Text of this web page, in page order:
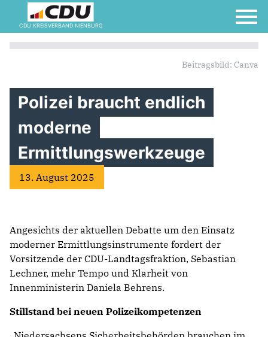
CDU KREISVERBAND NIENBURG
Beitragsbild: Canva
Polizei braucht endlich
moderne
Ermittlungswerkzeuge
13. August 2025
Angesichts der aktuellen Debatte um den Einsatz
moderner Ermittlungsinstrumente fordert der
Vorsitzende der CDU-Landtagsfraktion, Sebastian
Lechner, mehr Tempo und Klarheit von
Innenministerin Daniela Behrens.
Stillstand bei neuen Polizeikompetenzen